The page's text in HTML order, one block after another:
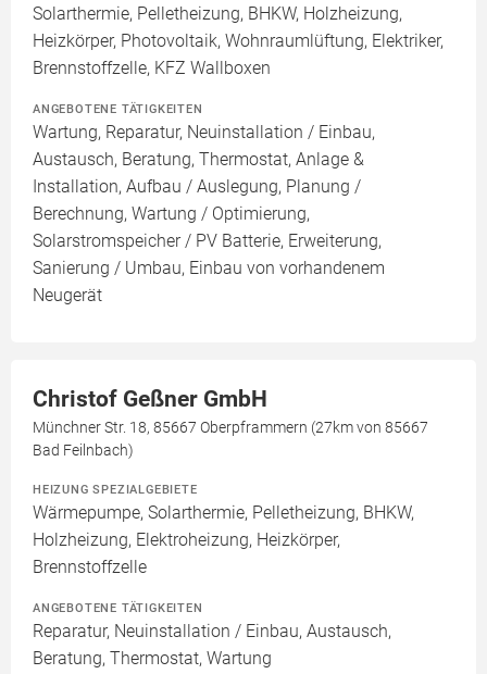
Solarthermie, Pelletheizung, BHKW, Holzheizung,
Heizkörper, Photovoltaik, Wohnraumlüftung, Elektriker,
Brennstoffzelle, KFZ Wallboxen
ANGEBOTENE TÄTIGKEITEN
Wartung, Reparatur, Neuinstallation / Einbau,
Austausch, Beratung, Thermostat, Anlage &
Installation, Aufbau / Auslegung, Planung /
Berechnung, Wartung / Optimierung,
Solarstromspeicher / PV Batterie, Erweiterung,
Sanierung / Umbau, Einbau von vorhandenem
Neugerät
Christof Geßner GmbH
Münchner Str. 18, 85667 Oberpframmern (27km von 85667
Bad Feilnbach)
HEIZUNG SPEZIALGEBIETE
Wärmepumpe, Solarthermie, Pelletheizung, BHKW,
Holzheizung, Elektroheizung, Heizkörper,
Brennstoffzelle
ANGEBOTENE TÄTIGKEITEN
Reparatur, Neuinstallation / Einbau, Austausch,
Beratung, Thermostat, Wartung